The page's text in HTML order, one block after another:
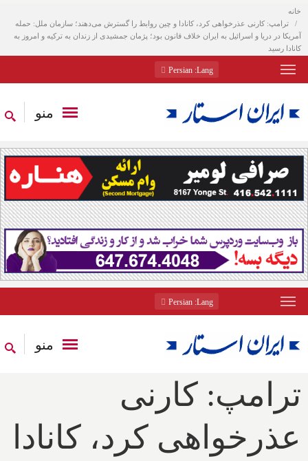
خانه
ترامپ: کارنی عذرخواهی کرد، کانادا و چین روابط را گسترش می‌دهند؛ سازمان ملل: حمله
آمریکا در دریا و اسرائیل به ایران خلاف قانون بود؛ پژمان جمشیدی از زندان به ترکیه و امروز به
کانادا رسید
Lang
: Persian
منو
Lang
: Persian
منو
ترامپ: کارنی
عذرخواهی کرد، کانادا